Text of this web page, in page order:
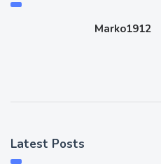
Marko1912
Latest Posts